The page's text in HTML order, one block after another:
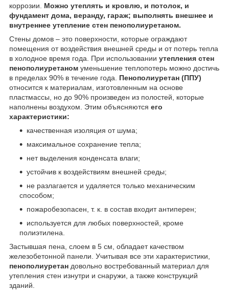
коррозии. Можно утеплять и кровлю, и потолок, и
фундамент дома, веранду, гараж; выполнять внешнее и
внутреннее утепление стен пенополиуретаном.
Стены домов – это поверхности, которые ограждают
помещения от воздействия внешней среды и от потерь тепла
в холодное время года. При использовании утепления стен
пенополиуретаном уменьшение теплопотерь можно достичь
в пределах 90% в течение года. Пенополиуретан (ППУ)
относится к материалам, изготовленным на основе
пластмассы, но до 90% произведен из полостей, которые
наполнены воздухом. Этим объясняются его
характеристики:
качественная изоляция от шума;
максимальное сохранение тепла;
нет выделения конденсата влаги;
устойчив к воздействиям внешней среды;
не разлагается и удаляется только механическим
способом;
пожаробезопасен, т. к. в состав входит антиперен;
используется для любых поверхностей, кроме
полиэтилена.
Застывшая пена, слоем в 5 см, обладает качеством
железобетонной панели. Учитывая все эти характеристики,
пенополиуретан довольно востребованный материал для
утепления стен изнутри и снаружи, а также конструкций
зданий.